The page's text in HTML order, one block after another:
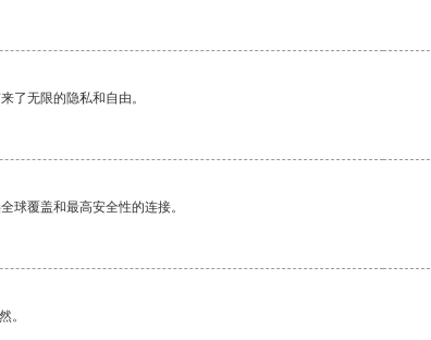
了无限的隐私和自由。
球覆盖和最高安全性的连接。
。